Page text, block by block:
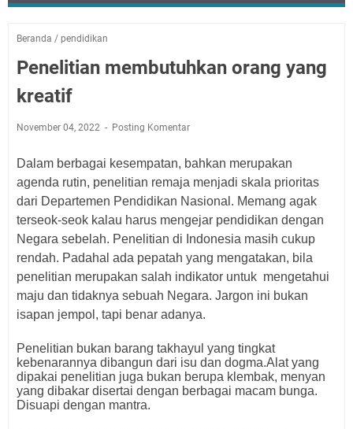
Beranda / pendidikan
Penelitian membutuhkan orang yang
kreatif
November 04, 2022 Posting Komentar
Dalam berbagai kesempatan, bahkan merupakan
agenda rutin, penelitian remaja menjadi skala prioritas
dari Departemen Pendidikan Nasional. Memang agak
terseok-seok kalau harus mengejar pendidikan dengan
Negara sebelah. Penelitian di Indonesia masih cukup
rendah. Padahal ada pepatah yang mengatakan, bila
penelitian merupakan salah indikator untuk mengetahui
maju dan tidaknya sebuah Negara. Jargon ini bukan
isapan jempol, tapi benar adanya.
Penelitian bukan barang takhayul yang tingkat
kebenarannya dibangun dari isu dan dogma.Alat yang
dipakai penelitian juga bukan berupa klembak, menyan
yang dibakar disertai dengan berbagai macam bunga.
Disuapi dengan mantra.